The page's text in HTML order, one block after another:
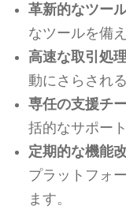
革新的なツー
なツールを備
高速な取引処
動にさらされ
専任の支援チ
括的なサポー
定期的な機能
プラットフォ
ます。